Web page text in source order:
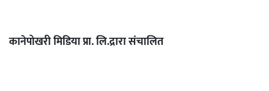
कानेपोखरी मिडिया प्रा. लि.द्रारा संचालित